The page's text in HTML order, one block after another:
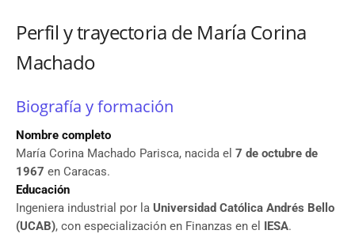
Perfil y trayectoria de María Corina
Machado
Biografía y formación
Nombre completo
María Corina Machado Parisca, nacida el 7 de octubre de
1967 en Caracas.
Educación
Ingeniera industrial por la Universidad Católica Andrés Bello
(UCAB), con especialización en Finanzas en el IESA.